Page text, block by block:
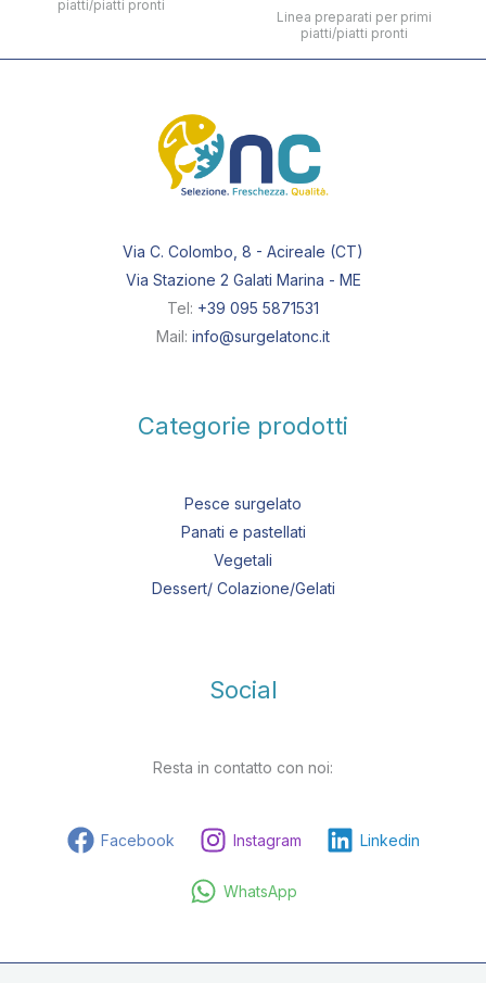
piatti/piatti pronti
Linea preparati per primi
piatti/piatti pronti
Via C. Colombo, 8 - Acireale (CT)
Via Stazione 2 Galati Marina - ME
Tel: +39 095 5871531
Mail: info@surgelatonc.it
Categorie prodotti
Pesce surgelato
Panati e pastellati
Vegetali
Dessert/ Colazione/Gelati
Social
Resta in contatto con noi:
Facebook Instagram Linkedin
WhatsApp